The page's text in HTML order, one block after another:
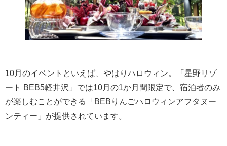
10月のイベントといえば、やはりハロウィン。「星野リゾ
ート BEB5軽井沢」では10月の1か月間限定で、宿泊者のみ
が楽しむことができる「BEBりんごハロウィンアフタヌー
ンティー」が提供されています。